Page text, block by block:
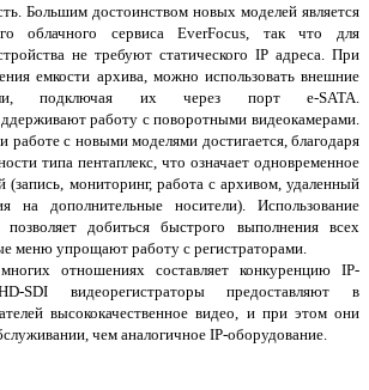
Большим достоинством новых моделей является
облачного сервиса EverFocus, так что для
не требуют статического IP адреса. При
емкости архива, можно использовать внешние
подключая их через порт e-SATA.
работу с поворотными видеокамерами.
с новыми моделями достигается, благодаря
типа пентаплекс, что означает одновременное
(запись, мониторинг, работа с архивом, удаленный
на дополнительные носители). Использование
добиться быстрого выполнения всех
меню упрощают работу с регистраторами.
отношениях составляет конкуренцию IP-
SDI видеорегистраторы предоставляют в
высококачественное видео, и при этом они
чем аналогичное IP-оборудование.